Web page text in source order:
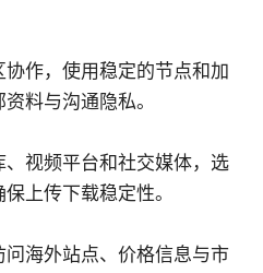
协作，使用稳定的节点和加
料与沟通隐私。
视频平台和社交媒体，选
上传下载稳定性。
海外站点、价格信息与市